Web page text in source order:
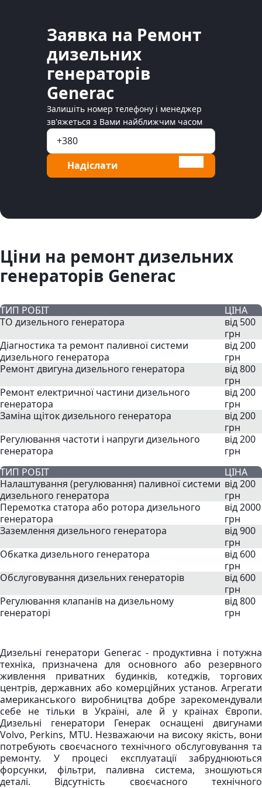
Заявка на Ремонт
дизельних
генераторів
Generac
Залишіть номер телефону і менеджер
зв'яжеться з Вами найближчим часом
Надіслати
Ціни на ремонт дизельних
генераторів Generac
ТИП РОБІТ
ЦІНА
ТО дизельного генератора
від 500
грн
Діагностика та ремонт паливної системи
дизельного генератора
від 200
грн
Ремонт двигуна дизельного генератора
від 800
грн
Ремонт електричної частини дизельного
генератора
від 200
грн
Заміна щіток дизельного генератора
від 200
грн
Регулювання частоти і напруги дизельного
генератора
від 200
грн
ТИП РОБІТ
ЦІНА
Налаштування (регулювання) паливної системи
дизельного генератора
від 200
грн
Перемотка статора або ротора дизельного
генератора
від 2000
грн
Заземлення дизельного генератора
від 900
грн
Обкатка дизельного генератора
від 600
грн
Обслуговування дизельних генераторів
від 600
грн
Регулювання клапанів на дизельному
генераторі
від 800
грн
Дизельні генератори Generac - продуктивна і потужна
техніка, призначена для основного або резервного
живлення приватних будинків, котеджів, торгових
центрів, державних або комерційних установ. Агрегати
американського виробництва добре зарекомендували
себе не тільки в Україні, але й у країнах Європи.
Дизельні генератори Генерак оснащені двигунами
Volvo, Perkins, MTU. Незважаючи на високу якість, вони
потребують своєчасного технічного обслуговування та
ремонту. У процесі експлуатації забруднюються
форсунки, фільтри, паливна система, зношуються
деталі. Відсутність своєчасного технічного